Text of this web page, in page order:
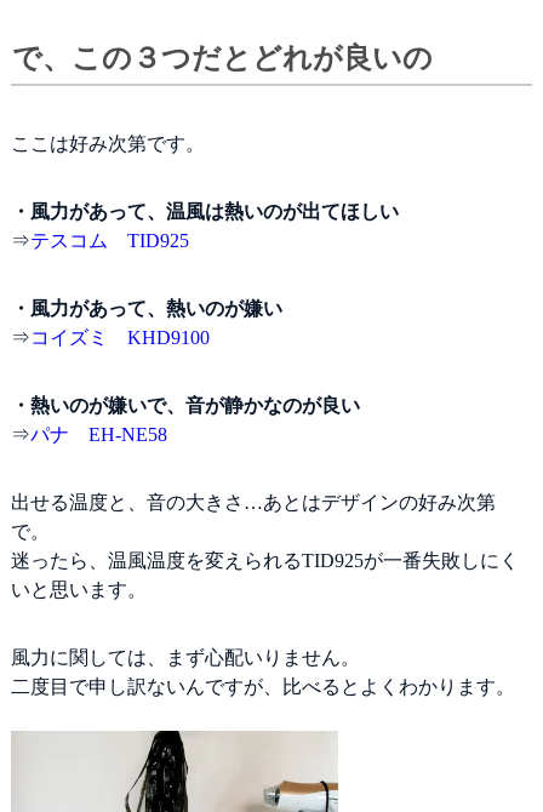
で、この３つだとどれが良いの
ここは好み次第です。
・風力があって、温風は熱いのが出てほしい
⇒テスコム TID925
・風力があって、熱いのが嫌い
⇒コイズミ KHD9100
・熱いのが嫌いで、音が静かなのが良い
⇒パナ EH-NE58
出せる温度と、音の大きさ…あとはデザインの好み次第
で。
迷ったら、温風温度を変えられるTID925が一番失敗しにく
いと思います。
風力に関しては、まず心配いりません。
二度目で申し訳ないんですが、比べるとよくわかります。